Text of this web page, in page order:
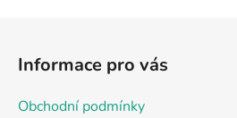
Informace pro vás
Obchodní podmínky